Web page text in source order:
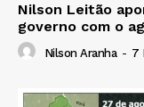
Nilson Leitão
governo com o
Nilson Aranha - 7